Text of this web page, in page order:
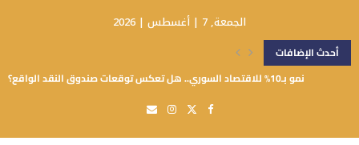
الجمعة, 7 | أغسطس | 2026
أحدث الإضافات
نمو بـ10% للاقتصاد السوري.. هل تعكس توقعات صندوق النقد الواقع؟